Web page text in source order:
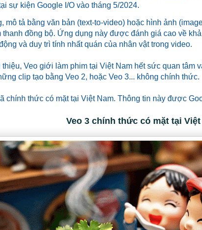
sự kiện Google I/O vào tháng 5/2024.
mô tả bằng văn bản (text-to-video) hoặc hình ảnh
thanh đồng bộ. Ứng dụng này được đánh giá cao về
và duy trì tính nhất quán của nhân vật trong video.
Veo giới làm phim tại Việt Nam hết sức quan tâm
clip tạo bằng Veo 2, hoặc Veo 3... không chính thức.
chính thức có mặt tại Việt Nam. Thông tin này được
Veo 3 chính thức có mặt tại Việt